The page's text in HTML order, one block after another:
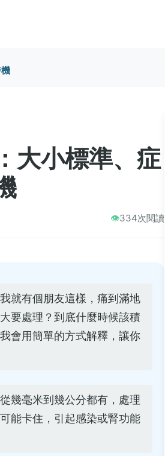
大小標準、症
👁️334次閱讀
就有個朋友這樣，痛到滿地
要處理？到底什麼時候該積
會用簡單的方式解釋，讓你
幾毫米到幾公分都有，處理
能卡住，引起感染或腎功能